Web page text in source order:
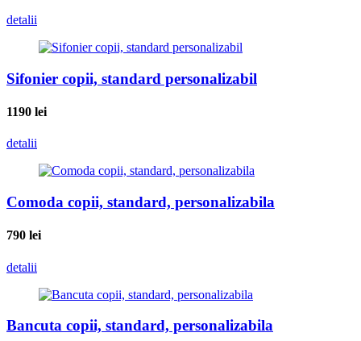
detalii
Sifonier copii, standard personalizabil
1190 lei
detalii
Comoda copii, standard, personalizabila
790 lei
detalii
Bancuta copii, standard, personalizabila